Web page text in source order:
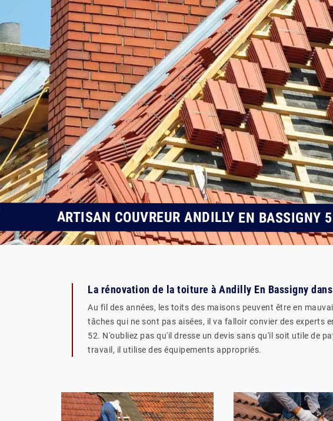
ARTISAN COUVREUR ANDILLY EN BASSIGNY
La rénovation de la toiture à Andilly En Bassigny
Au fil des années, les toits des maisons peuvent être en
tâches qui ne sont pas aisées, il va falloir convier des experts
52. N'oubliez pas qu'il dresse un devis sans qu'il soit utile de
travail, il utilise des équipements appropriés.